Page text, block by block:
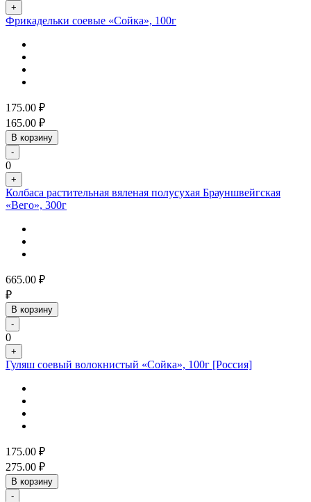
+
Фрикадельки соевые «Сойка», 100г
175.00 ₽
165.00 ₽
В корзину
-
0
+
Колбаса растительная вяленая полусухая Брауншвейгская
«Вего», 300г
665.00 ₽
₽
В корзину
-
0
+
Гуляш соевый волокнистый «Сойка», 100г [Россия]
175.00 ₽
275.00 ₽
В корзину
-